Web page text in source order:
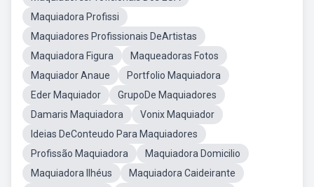
Maquiadora Profissi
Maquiadores Profissionais DeArtistas
Maquiadora Figura
Maqueadoras Fotos
Maquiador Anaue
Portfolio Maquiadora
Eder Maquiador
GrupoDe Maquiadores
Damaris Maquiadora
Vonix Maquiador
Ideias DeConteudo Para Maquiadores
Profissão Maquiadora
Maquiadora Domicilio
Maquiadora Ilhéus
Maquiadora Caideirante